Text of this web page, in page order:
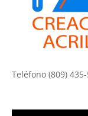
Teléfono (809)